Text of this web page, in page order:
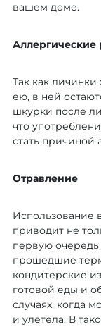
вашем доме.
Аллергические
Так как личинки
ею, в ней
шкурки после
что
стать причиной
Отравление
Использование
приводит не
первую очередь
прошедшие
кондитерские
готовой еды и
случаях, когда
и улетела. В